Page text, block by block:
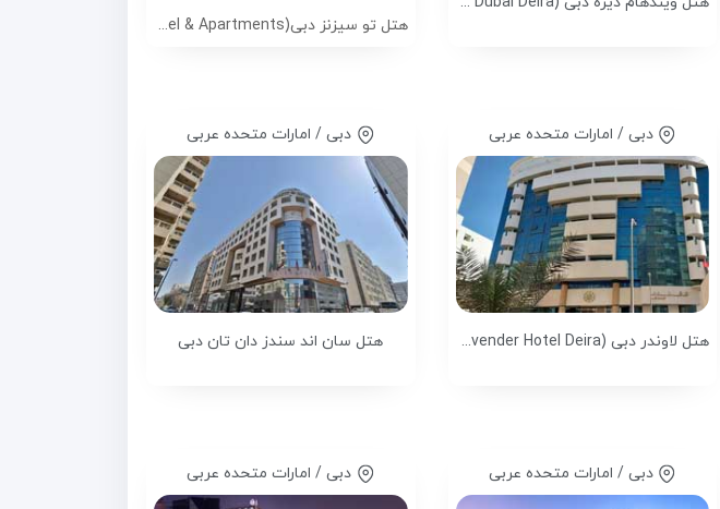
هتل تو سیزنز دبی(Two Seasons Hotel & Apartments)
دبی / امارات متحده عربی
هتل لاوندر دبی (Lavender Hotel Deira)
دبی / امارات متحده عربی
هتل سان اند سندز دان تان دبی
دبی / امارات متحده عربی دبی / امارات متحده عربی